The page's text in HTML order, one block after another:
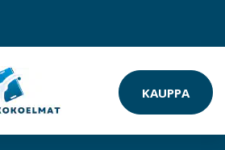
KAUPPA